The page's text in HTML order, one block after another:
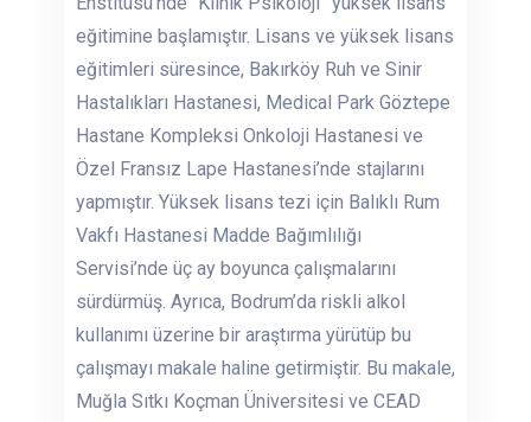
eğitimine başlamıştır. Lisans ve yüksek lisans
eğitimleri süresince, Bakırköy Ruh ve Sinir
Hastalıkları Hastanesi, Medical Park Göztepe
Hastane Kompleksi Onkoloji Hastanesi ve
Özel Fransız Lape Hastanesi’nde stajlarını
yapmıştır. Yüksek lisans tezi için Balıklı Rum
Vakfı Hastanesi Madde Bağımlılığı
Servisi’nde üç ay boyunca çalışmalarını
sürdürmüş. Ayrıca, Bodrum’da riskli alkol
kullanımı üzerine bir araştırma yürütüp bu
çalışmayı makale haline getirmiştir. Bu makale,
Muğla Sıtkı Koçman Üniversitesi ve CEAD